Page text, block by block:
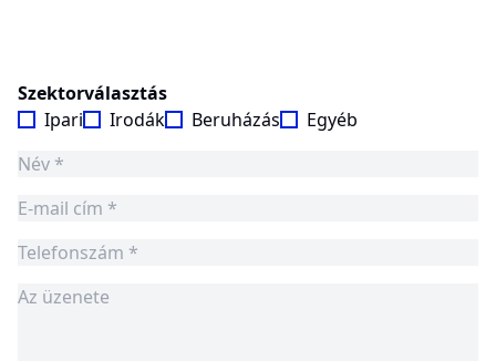
Szektorválasztás
Ipari
Irodák Beruházás Egyéb